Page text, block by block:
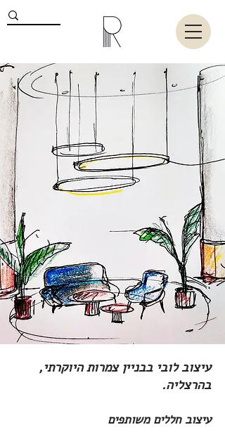
עיצוב לובי בבניין צמרות היוקרתי,
בהרצליה.
עיצוב חללים משותפים